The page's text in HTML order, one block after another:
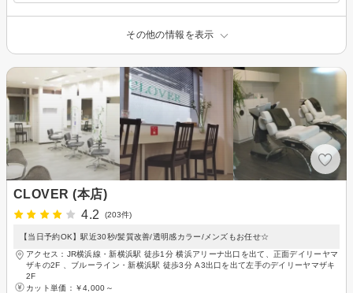
その他の情報を表示
CLOVER (本店)
4.2
(203件)
【当日予約OK】駅近30秒/髪質改善/透明感カラー/メンズもお任せ☆
アクセス：JR横浜線・新横浜駅 徒歩1分 横浜アリーナ出口を出て、正面デイリーヤマ
ザキの2F 、ブルーライン・新横浜駅 徒歩3分 A3出口を出て左手のデイリーヤマザキ
2F
カット単価： ￥4,000～